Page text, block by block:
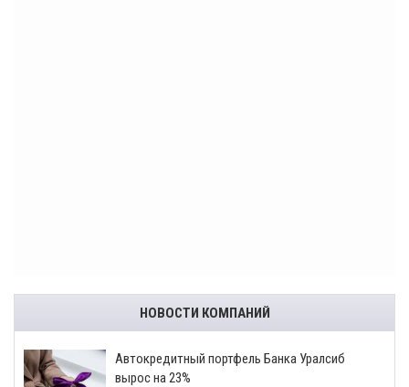
НОВОСТИ КОМПАНИЙ
​Автокредитный портфель Банка Уралсиб
вырос на 23%